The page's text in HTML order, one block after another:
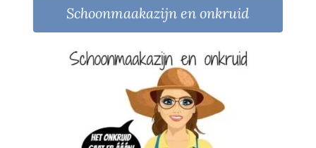
Schoonmaakazijn en onkruid